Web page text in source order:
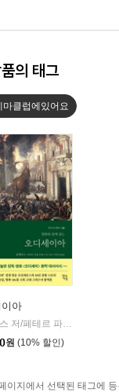
의 태그
마클럽에있어요
아
호메로스 저/페테르 파울 루벤스 그림/박문재 역
원 (10% 할인)
이지에서 선택된 태그에